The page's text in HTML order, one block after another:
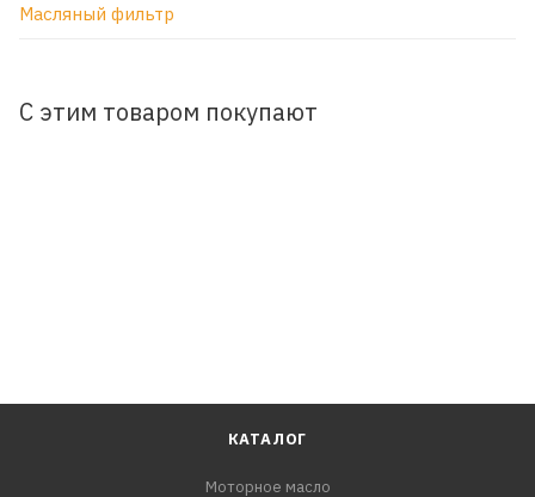
Масляный фильтр
С этим товаром покупают
КАТАЛОГ
Моторное масло